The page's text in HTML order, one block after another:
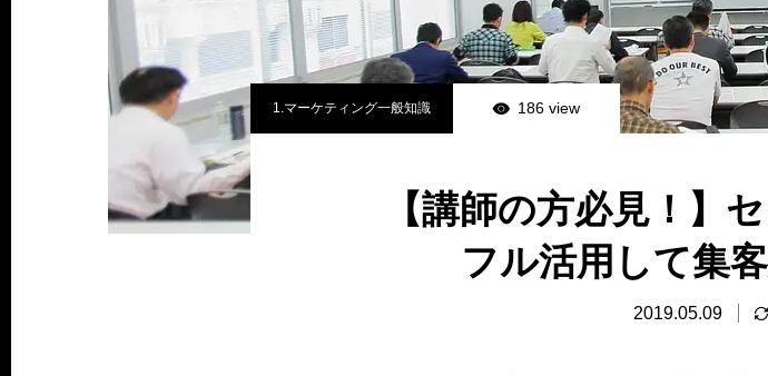
1.マーケティング一般知識 186 view
【講師の方必見！】
フル活用して集
2019.05.09